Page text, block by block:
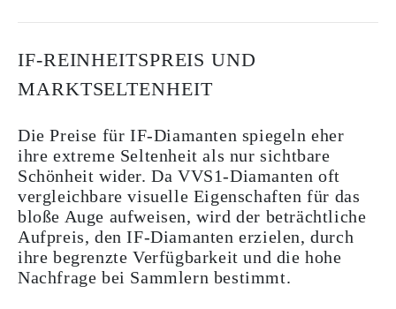
IF-REINHEITSPREIS UND
MARKTSELTENHEIT
Die Preise für IF-Diamanten spiegeln eher
ihre extreme Seltenheit als nur sichtbare
Schönheit wider. Da VVS1-Diamanten oft
vergleichbare visuelle Eigenschaften für das
bloße Auge aufweisen, wird der beträchtliche
Aufpreis, den IF-Diamanten erzielen, durch
ihre begrenzte Verfügbarkeit und die hohe
Nachfrage bei Sammlern bestimmt.